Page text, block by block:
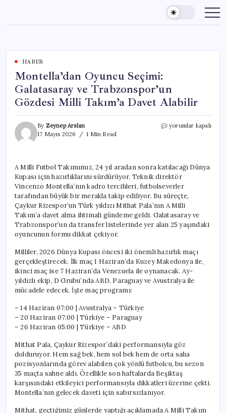
content
HABER
Montella’dan Oyuncu Seçimi:
Galatasaray ve Trabzonspor’un
Gözdesi Milli Takım’a Davet Alabilir
By Zeynep Arslan
17 Mayıs 2026
1 Min Read
Montella’dan
Trabzonspor’un
Gözdesi
Milli
Takım’a
Davet
için
yorumlar kapalı
A Milli Futbol Takımımız, 24 yıl aradan sonra katılacağı Dünya
Kupası için hazırlıklarını sürdürüyor. Teknik direktör
Vincenzo Montella’nın kadro tercihleri, futbolseverler
tarafından büyük bir merakla takip ediliyor. Bu süreçte,
Çaykur Rizespor’un Türk yıldızı Mithat Pala’nın A Milli
Takım’a davet alma ihtimali gündeme geldi. Galatasaray ve
Trabzonspor’un da transfer listelerinde yer alan 25 yaşındaki
oyuncunun formu dikkat çekiyor.
Milliler, 2026 Dünya Kupası öncesi iki önemli hazırlık maçı
gerçekleştirecek. İlk maç 1 Haziran’da Kuzey Makedonya ile,
ikinci maç ise 7 Haziran’da Venezuela ile oynanacak. Ay-
yıldızlı ekip, D Grubu’nda ABD, Paraguay ve Avustralya ile
mücadele edecek. İşte maç programı:
– 14 Haziran 07:00 | Avustralya – Türkiye
– 20 Haziran 07:00 | Türkiye – Paraguay
– 26 Haziran 05:00 | Türkiye – ABD
Mithat Pala, Çaykur Rizespor’daki performansıyla göz
dolduruyor. Hem sağ bek, hem sol bek hem de orta saha
pozisyonlarında görev alabilen çok yönlü futbolcu, bu sezon
35 maçta sahne aldı. Özellikle son haftalarda Beşiktaş
karşısındaki etkileyici performansıyla dikkatleri üzerine çekti.
Montella’nın gelecek daveti için sabırsızlanıyor.
Mithat, geçtiğimiz günlerde yaptığı açıklamada A Milli Takım